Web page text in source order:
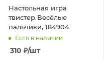
Настольная игра
твистер Весёлые
пальчики, 184904
Есть в наличии
310 ₽/шт